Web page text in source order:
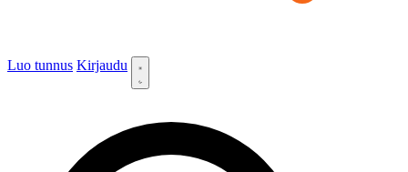
Luo tunnus Kirjaudu